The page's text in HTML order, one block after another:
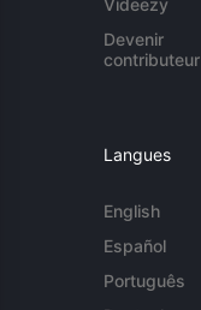
Videezy
Devenir
contributeur
Langues
English
Español
Português